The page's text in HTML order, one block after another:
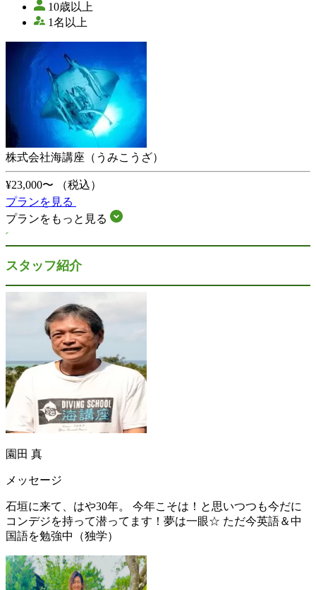
10歳以上
1名以上
株式会社海講座（うみこうざ）
¥23,000〜
（税込）
プランを見る
プランをもっと見る
スタッフ紹介
園田 真
メッセージ
石垣に来て、はや30年。 今年こそは！と思いつつも今だに
コンデジを持って潜ってます！夢は一眼☆ ただ今英語＆中
国語を勉強中（独学）